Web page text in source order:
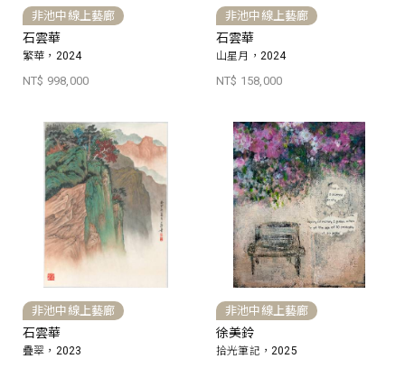
非池中線上藝廊
石雲華
繁華，2024
NT$ 998,000
非池中線上藝廊
石雲華
山星月，2024
NT$ 158,000
非池中線上藝廊
石雲華
疊翠，2023
非池中線上藝廊
徐美鈴
拾光筆記，2025